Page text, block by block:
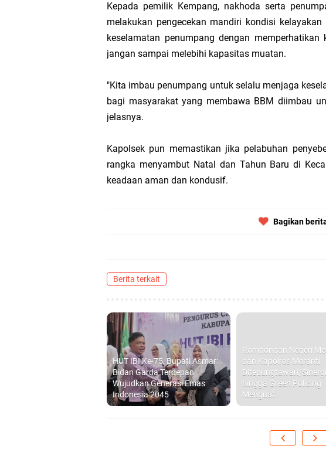
Bupati Meranti Perjuangkan
Kementerian PU
Bupati Asmar Hadiri Sarasehan
Obligasi Daerah
Kepada pemilik Kempang, nakhoda serta
melakukan pengecekan mandiri kondisi
keselamatan penumpang dengan
jangan sampai melebihi kapasitas muatan.
"Kita imbau penumpang untuk selalu menjaga
bagi masyarakat yang membawa BBM diimbau
jelasnya.
Kapolsek pun memastikan jika pelabuhan
rangka menyambut Natal dan Tahun Baru di
keadaan aman dan kondusif.
Bagikan
Berita terkait
HUT IBI Ke-75, Bupati Asmar:
Bidan Garda Terdepan
Wujudkan Generasi Emas
Indonesia 2045
Rombongan Negeri
dan Kapolres Meranti
Ditepungtawari,
hingga Green Policing
Menguat